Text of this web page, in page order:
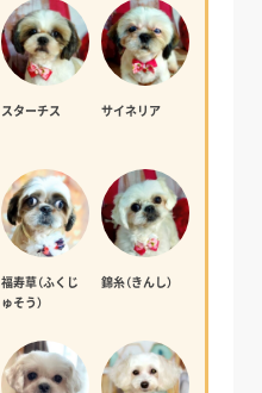
スターチス サイネリア
福寿草（ふくじ
ゅそう）
錦糸（きんし）